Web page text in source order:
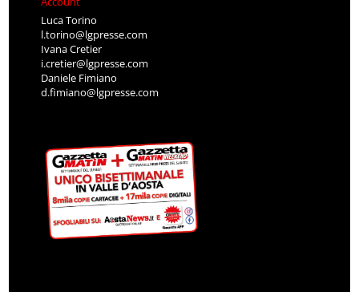
Luca Torino
l.torino@lgpresse.com
Ivana Cretier
i.cretier@lgpresse.com
Daniele Fimiano
d.fimiano@lgpresse.com